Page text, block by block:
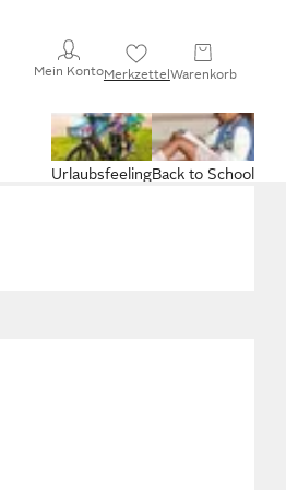
Mein KontoMerkzettelWarenkorb
Back to School
Urlaubsfeeling